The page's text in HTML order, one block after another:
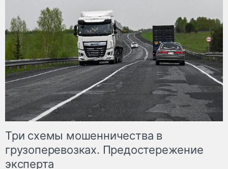
Три схемы мошенничества в
грузоперевозках. Предостережение
эксперта